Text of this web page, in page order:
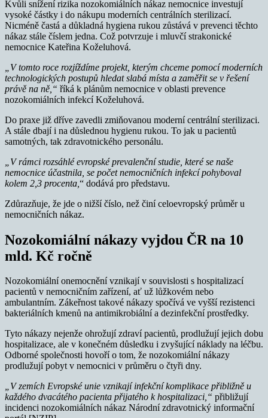
Kvůli snížení rizika nozokomiálních nákaz nemocnice investují
vysoké částky i do nákupu moderních centrálních sterilizací.
Nicméně častá a důkladná hygiena rukou zůstává v prevenci těchto
nákaz stále číslem jedna. Což potvrzuje i mluvčí strakonické
nemocnice Kateřina Koželuhová.
„V tomto roce rozjíždíme projekt, kterým chceme pomocí moderních
technologických postupů hledat slabá místa a zaměřit se v řešení
právě na ně,“ říká k plánům nemocnice v oblasti prevence
nozokomiálních infekcí Koželuhová.
Do praxe již dříve zavedli zmiňovanou moderní centrální sterilizaci.
A stále dbají i na důslednou hygienu rukou. To jak u pacientů
samotných, tak zdravotnického personálu.
„V rámci rozsáhlé evropské prevalenční studie, které se naše
nemocnice účastnila, se počet nemocničních infekcí pohyboval
kolem 2,3 procenta, “ dodává pro představu.
Zdůrazňuje, že jde o nižší číslo, než činí celoevropský průměr u
nemocničních nákaz.
Nozokomiální nákazy vyjdou ČR na 10
mld. Kč ročně
Nozokomiální onemocnění vznikají v souvislosti s hospitalizací
pacientů v nemocničním zařízení, ať už lůžkovém nebo
ambulantním. Zákeřnost takové nákazy spočívá ve vyšší rezistenci
bakteriálních kmenů na antimikrobiální a dezinfekční prostředky.
Tyto nákazy nejenže ohrožují zdraví pacientů, prodlužují jejich dobu
hospitalizace, ale v konečném důsledku i zvyšující náklady na léčbu.
Odborné společnosti hovoří o tom, že nozokomiální nákazy
prodlužují pobyt v nemocnici v průměru o čtyři dny.
„V zemích Evropské unie vznikají infekční komplikace přibližně u
každého dvacátého pacienta přijatého k hospitalizaci,“ přibližují
incidenci nozokomiálních nákaz Národní zdravotnický informační